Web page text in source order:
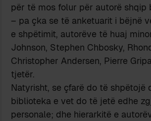
për të mos folur për autorë shqip
– pa çka se të anketuarit i bëjnë
e shpëtimit, autorëve të huaj
Johnson, Stephen Chbosky,
Christopher Andersen, Pierre
tjetër.
Natyrisht, se çfarë do të shpëtojë
biblioteka e vet do të jetë edhe
personale; dhe hierarkitë e